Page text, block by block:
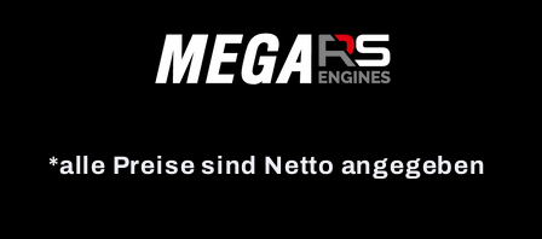
*alle Preise sind Netto angegeben